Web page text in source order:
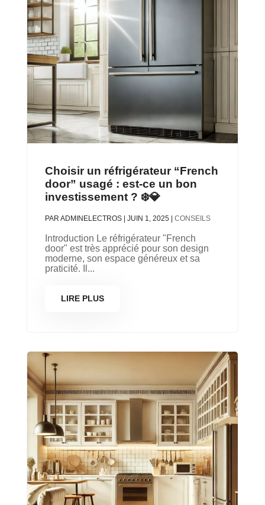
Choisir un réfrigérateur “French
door” usagé : est-ce un bon
investissement ? ❄️💎
PAR ADMINELECTROS| JUIN 1, 2025| CONSEILS
Introduction Le réfrigérateur "French
door" est très apprécié pour son design
moderne, son espace généreux et sa
praticité. Il...
LIRE PLUS